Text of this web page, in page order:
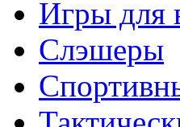
Игры для
Слэшеры